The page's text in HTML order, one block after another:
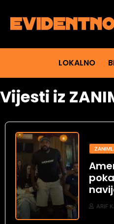
LOKALNO
Vijesti iz
ARIF K.